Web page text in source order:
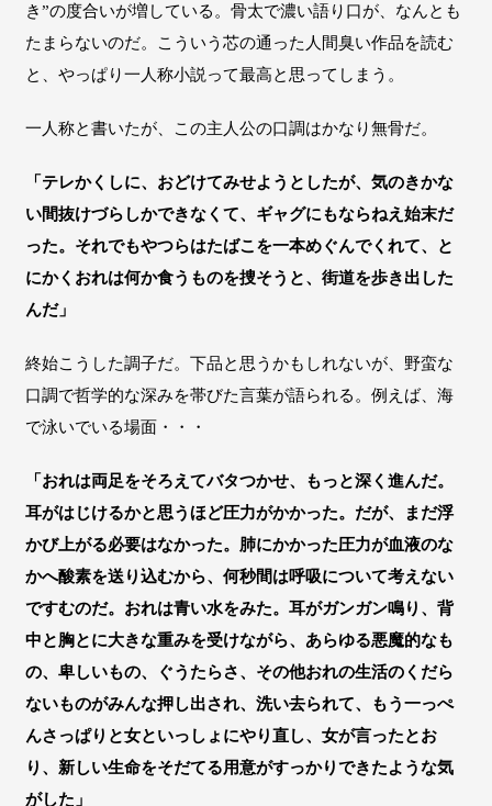
き”の度合いが増している。骨太で濃い語り口が、なんとも
たまらないのだ。こういう芯の通った人間臭い作品を読む
と、やっぱり一人称小説って最高と思ってしまう。
一人称と書いたが、この主人公の口調はかなり無骨だ。
「テレかくしに、おどけてみせようとしたが、気のきかな
い間抜けづらしかできなくて、ギャグにもならねえ始末だ
った。それでもやつらはたばこを一本めぐんでくれて、と
にかくおれは何か食うものを捜そうと、街道を歩き出した
んだ」
終始こうした調子だ。下品と思うかもしれないが、野蛮な
口調で哲学的な深みを帯びた言葉が語られる。例えば、海
で泳いでいる場面・・・
「おれは両足をそろえてバタつかせ、もっと深く進んだ。
耳がはじけるかと思うほど圧力がかかった。だが、まだ浮
かび上がる必要はなかった。肺にかかった圧力が血液のな
かへ酸素を送り込むから、何秒間は呼吸について考えない
ですむのだ。おれは青い水をみた。耳がガンガン鳴り、背
中と胸とに大きな重みを受けながら、あらゆる悪魔的なも
の、卑しいもの、ぐうたらさ、その他おれの生活のくだら
ないものがみんな押し出され、洗い去られて、もう一っぺ
んさっぱりと女といっしょにやり直し、女が言ったとお
り、新しい生命をそだてる用意がすっかりできたような気
がした」